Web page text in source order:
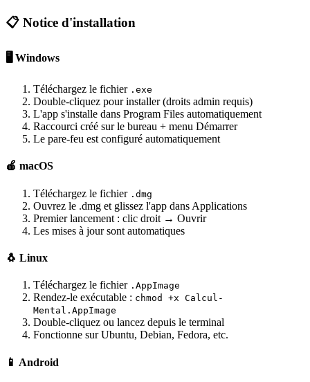
📋 Notice d'installation
🖥️ Windows
Téléchargez le fichier .exe
Double-cliquez pour installer (droits admin requis)
L'app s'installe dans Program Files automatiquement
Raccourci créé sur le bureau + menu Démarrer
Le pare-feu est configuré automatiquement
🍎 macOS
Téléchargez le fichier .dmg
Ouvrez le .dmg et glissez l'app dans Applications
Premier lancement : clic droit → Ouvrir
Les mises à jour sont automatiques
🐧 Linux
Téléchargez le fichier .AppImage
Rendez-le exécutable : chmod +x Calcul-
Mental.AppImage
Double-cliquez ou lancez depuis le terminal
Fonctionne sur Ubuntu, Debian, Fedora, etc.
📱 Android